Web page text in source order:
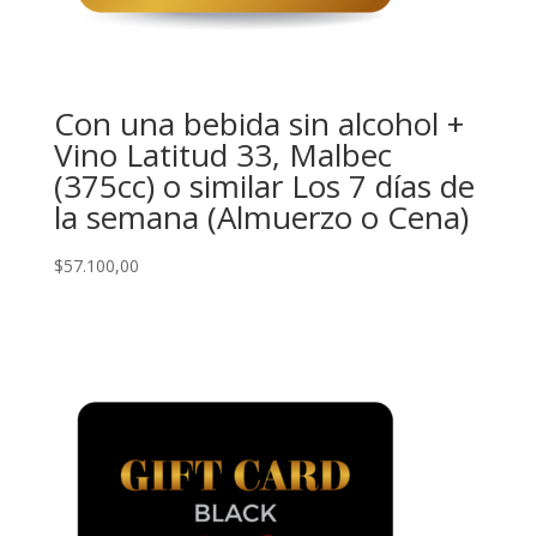
Con una bebida sin alcohol +
Vino Latitud 33, Malbec
(375cc) o similar Los 7 días de
la semana (Almuerzo o Cena)
$57.100,00